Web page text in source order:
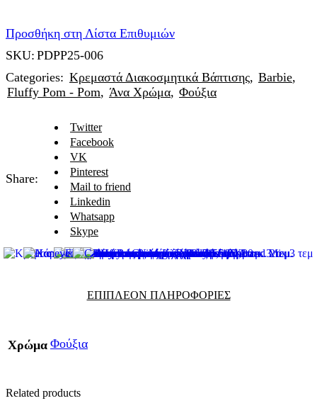
Προσθήκη στη Λίστα Επιθυμιών
SKU: PDPP25-006
Categories: Κρεμαστά Διακοσμητικά Βάπτισης, Barbie,
Fluffy Pom - Pom, Άνα Χρώμα, Φούξια
Share:
Twitter
Facebook
VK
Pinterest
Mail to friend
Linkedin
Whatsapp
Skype
ΕΠΙΠΛΈΟΝ ΠΛΗΡΟΦΟΡΊΕΣ
Χρώμα Φούξια
Related products